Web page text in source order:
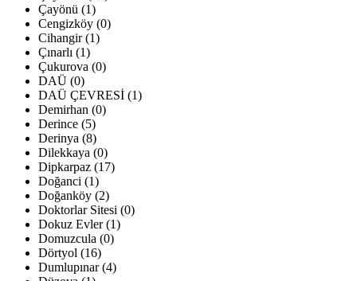
Çayönü (1)
Cengizköy (0)
Cihangir (1)
Çınarlı (1)
Çukurova (0)
DAÜ (0)
DAÜ ÇEVRESİ (1)
Demirhan (0)
Derince (5)
Derinya (8)
Dilekkaya (0)
Dipkarpaz (17)
Doğanci (1)
Doğanköy (2)
Doktorlar Sitesi (0)
Dokuz Evler (1)
Domuzcula (0)
Dörtyol (16)
Dumlupınar (4)